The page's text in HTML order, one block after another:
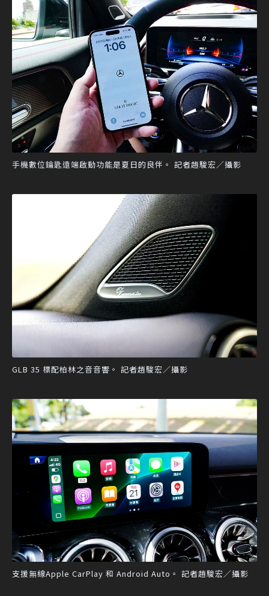
手機數位鑰匙遠端啟動功能是夏日的良伴。 記者趙駿宏／攝影
GLB 35 標配柏林之音音響。 記者趙駿宏／攝影
支援無線Apple CarPlay 和 Android Auto。 記者趙駿宏／攝影